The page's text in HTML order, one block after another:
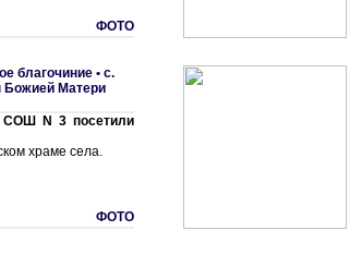
ФОТО
благочиние • с.
Божией Матери
СОШ N 3 посетили
храме села.
ФОТО